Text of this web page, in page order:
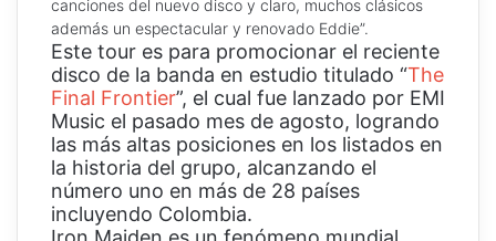
canciones del nuevo disco y claro, muchos clásicos
además un espectacular y renovado Eddie”.
Este tour es para promocionar el reciente
disco de la banda en estudio titulado “The
Final Frontier”, el cual fue lanzado por EMI
Music el pasado mes de agosto, logrando
las más altas posiciones en los listados en
la historia del grupo, alcanzando el
número uno en más de 28 países
incluyendo Colombia.